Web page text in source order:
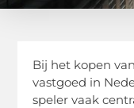
Bij het kopen
vastgoed in
speler vaak